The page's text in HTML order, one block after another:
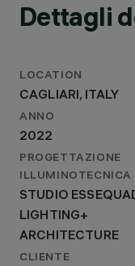
Dettagli
LOCATION
CAGLIARI, ITALY
ANNO
2022
PROGETTAZIONE
ILLUMINOTECNICA
STUDIO
LIGHTING+
ARCHITECTURE
CLIENTE